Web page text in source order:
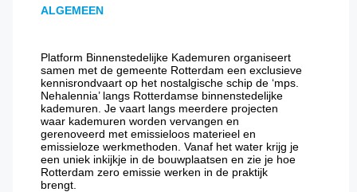
ALGEMEEN
Platform Binnenstedelijke Kademuren organiseert
samen met de gemeente Rotterdam een exclusieve
kennisrondvaart op het nostalgische schip de ‘mps.
Nehalennia’ langs Rotterdamse binnenstedelijke
kademuren. Je vaart langs meerdere projecten
waar kademuren worden vervangen en
gerenoveerd met emissieloos materieel en
emissieloze werkmethoden. Vanaf het water krijg je
een uniek inkijkje in de bouwplaatsen en zie je hoe
Rotterdam zero emissie werken in de praktijk
brengt.